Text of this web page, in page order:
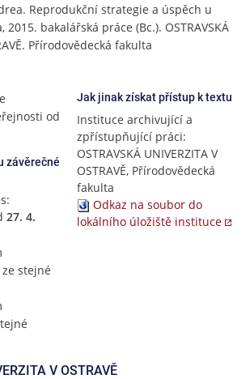
Reprodukční strategie a úspěch u
2015. bakalářská práce (Bc.). OSTRAVSKÁ
Přírodovědecká fakulta
od
závěrečné
27. 4.
stejné
Jak jinak získat přístup k textu
Instituce archivující a
zpřístupňující práci:
OSTRAVSKÁ UNIVERZITA V
OSTRAVĚ, Přírodovědecká
fakulta
Odkaz na soubor do
lokálního úložiště instituce
V OSTRAVĚ